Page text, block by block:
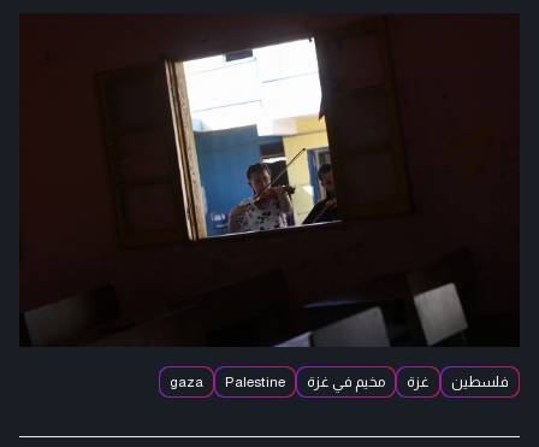
فلسطين غزة مخيم في غزة Palestine
gaza